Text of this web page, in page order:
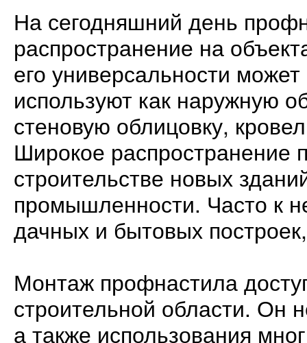
На сегодняшний день
распространение на
его универсальности
используют как наружную
стеновую облицовку,
Широкое распространение
строительстве новых
промышленности. Часто к
дачных и бытовых
Монтаж профнастила
строительной области. Он
а также использования